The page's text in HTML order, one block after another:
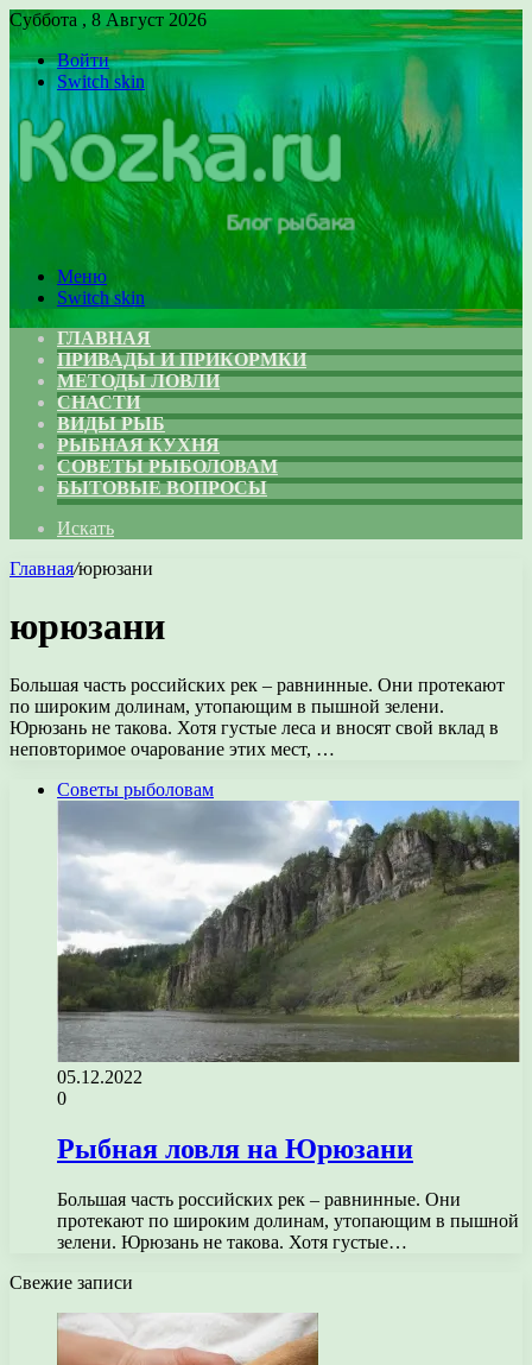
Суббота , 8 Август 2026
Войти
Switch skin
Меню
Switch skin
ГЛАВНАЯ
ПРИВАДЫ И ПРИКОРМКИ
МЕТОДЫ ЛОВЛИ
СНАСТИ
ВИДЫ РЫБ
РЫБНАЯ КУХНЯ
СОВЕТЫ РЫБОЛОВАМ
БЫТОВЫЕ ВОПРОСЫ
Искать
Главная/юрюзани
юрюзани
Большая часть российских рек – равнинные. Они протекают
по широким долинам, утопающим в пышной зелени.
Юрюзань не такова. Хотя густые леса и вносят свой вклад в
неповторимое очарование этих мест, …
Советы рыболовам
05.12.2022
0
Рыбная ловля на Юрюзани
Большая часть российских рек – равнинные. Они
протекают по широким долинам, утопающим в пышной
зелени. Юрюзань не такова. Хотя густые…
Свежие записи